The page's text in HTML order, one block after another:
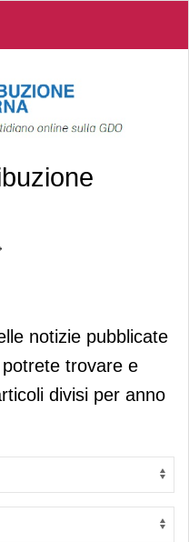
notizie pubblicate
trovare e
divisi per anno